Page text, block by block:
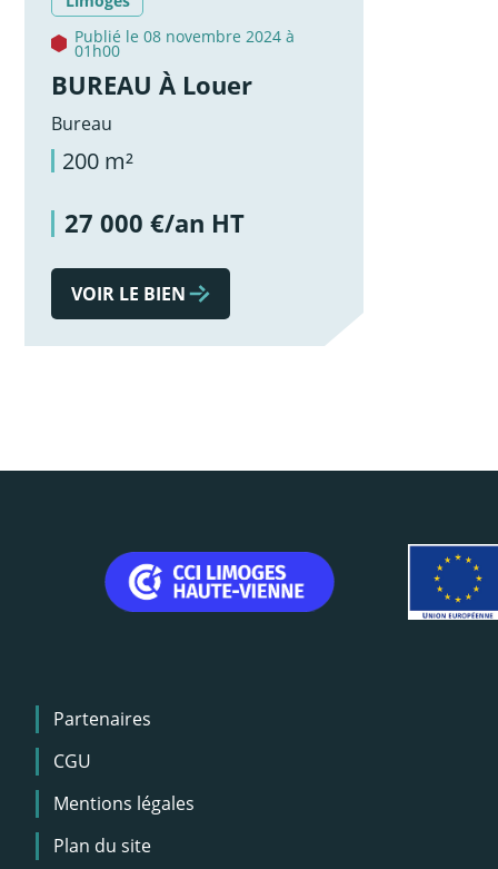
Publié le 08 novembre 2024 à
01h00
BUREAU À Louer
Bureau
200 m²
27 000 €/an HT
VOIR LE BIEN
Menu
Pied
de
page
Partenaires
CGU
Mentions légales
Plan du site